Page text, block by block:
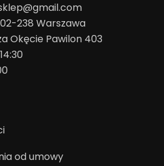
238 Warszawa
Okęcie Pawilon 403
od umowy